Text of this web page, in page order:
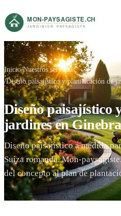
Inicio Nuestros servicios
Diseño paisajístico y planificación de
Diseño paisajístico
jardines en Ginebra
Diseño paisajístico a medida
Suiza romanda. Mon-
del concepto al plan de